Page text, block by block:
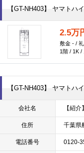
【GT-NH403】 ヤマトハ
2.5万
敷金 - /
1階 / 1K /
【GT-NH403】 ヤマトハ
会社名 【紹
住所 千葉県
電話番号 0120-